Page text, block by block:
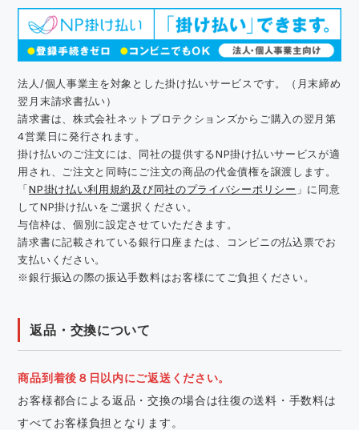
法人/個人事業主を対象とした掛け払いサービスです。（月末締め
翌月末請求書払い）
請求書は、株式会社ネットプロテクションズからご購入の翌月第
4営業日に発行されます。
掛け払いのご注文には、同社の提供するNP掛け払いサービスが適
用され、ご注文と同時にご注文の商品の代金債権を譲渡します。
「NP掛け払い利用規約及び同社のプライバシーポリシー 」に同意
してNP掛け払いをご選択ください。
与信枠は、個別に設定させていただきます。
請求書に記載されている銀行口座または、コンビニの払込票でお
支払いください。
※銀行振込の際の振込手数料はお客様にてご負担ください。
返品・交換について
商品到着後８日以内にご返送ください。
お客様都合による返品・交換の場合は往復の送料・手数料は
すべてお客様負担となります。